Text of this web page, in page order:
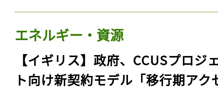
エネルギー・資源
【イギリス】政府、CCUSプロジ
ト向け新契約モデル「移行期アク